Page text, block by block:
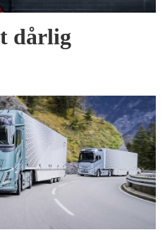
dårlig